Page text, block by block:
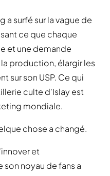
a surfé sur la vague de
ce que chaque
et une demande
production, élargir les
sur son USP. Ce qui
culte d'Islay est
mondiale.
chose a changé.
et
noyau de fans a